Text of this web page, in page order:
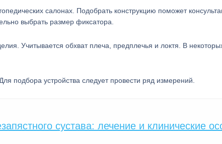
салонах. Подобрать конструкцию поможет
выбрать размер фиксатора.
Учитывается обхват плеча, предплечья и локтя. В
подбора устройства следует провести ряд измерений.
сустава: лечение и клинические